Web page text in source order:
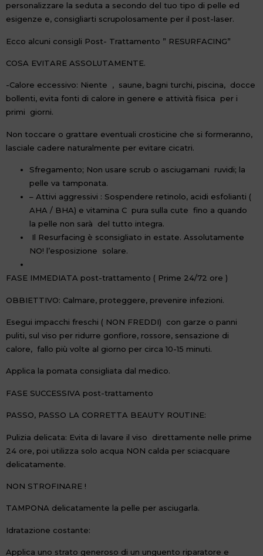
personalizzare la seduta a secondo del tuo tipo di pelle ed
esigenze e, consigliarti scrupolosamente per il post-laser.
Ecco alcuni consigli Post- Trattamento ” RESURFACING”
COSA EVITARE ASSOLUTAMENTE.
-Calore eccessivo: Niente , saune, bagni turchi, piscina, docce
bollenti, evita fonti di calore in genere e attività fisica per i
primi giorni.
Non toccare o grattare eventuali crosticine che si formeranno,
lasciale cadere naturalmente per evitare cicatri.
Sfregamento; Non usare scrub o asciugamani ruvidi; la
pelle va tamponata.
– Attivi aggressivi : Sospendere retinolo, acidi esfolianti (
AHA / BHA) e vitamina C pura sulla cute fino a quando
la pelle non sarà del tutto integra.
Il Resurfacing è sconsigliato in estate. Assolutamente
NO! l’esposizione solare.
FASE IMMEDIATA post-trattamento ( Prime 24/72 ore )
OBBIETTIVO: Calmare, proteggere, prevenire infezioni.
Esegui impacchi freschi ( NON FREDDI) con garze o panni
puliti, sul viso per ridurre gonfiore, rossore, sensazione di
calore, fallo più volte al giorno per circa 10-15 minuti.
Applica la pomata consigliata dal medico.
FASE SUCCESSIVA post-trattamento
PASSO, PASSO LA CORRETTA BEAUTY ROUTINE:
Pulizia delicata: Evita di lavare il viso direttamente nelle prime
24 ore, poi utilizza solo acqua NON calda per sciacquare
delicatamente.
NON STROFINARE !
TAMPONA delicatamente la pelle per asciugarla.
Idratazione costante:
Applica uno strato generoso di un unguento riparatore e